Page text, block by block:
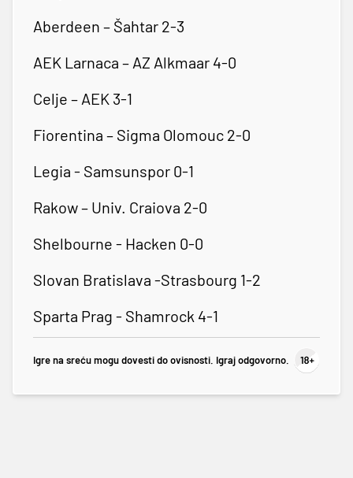
Aberdeen – Šahtar 2-3
AEK Larnaca – AZ Alkmaar 4-0
Celje – AEK 3-1
Fiorentina – Sigma Olomouc 2-0
Legia - Samsunspor 0-1
Rakow – Univ. Craiova 2-0
Shelbourne - Hacken 0-0
Slovan Bratislava -Strasbourg 1-2
Sparta Prag - Shamrock 4-1
Igre na sreću mogu dovesti do ovisnosti. Igraj odgovorno.